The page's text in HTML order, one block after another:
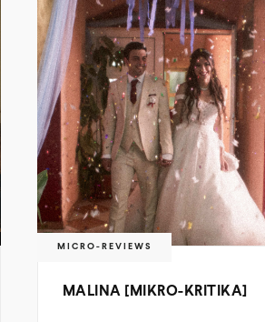
MICRO-REVIEWS
MALINA [MIKRO-KRITIKA]